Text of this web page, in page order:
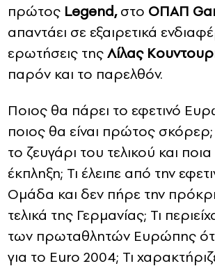
πρώτος Legend,στο ΟΠΑΠ
απαντάει σε εξαιρετικά
ερωτήσεις τηςΛίλας
παρόν και το παρελθόν.
Ποιος θα πάρει το εφετινό
ποιος θα είναι πρώτος σκόρερ;
το ζευγάρι του τελικού και
έκπληξη; Τι έλειπε από την
Ομάδα και δεν πήρε την
τελικά της Γερμανίας; Τι
των πρωταθλητών Ευρώπης
για το Euro 2004; Τι